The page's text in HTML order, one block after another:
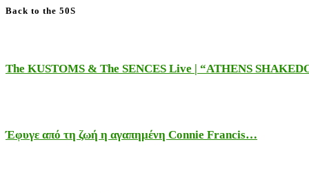
Back to the 50S
The KUSTOMS & The SENCES Live | “ATHENS
Έφυγε από τη ζωή η αγαπημένη Connie Francis…